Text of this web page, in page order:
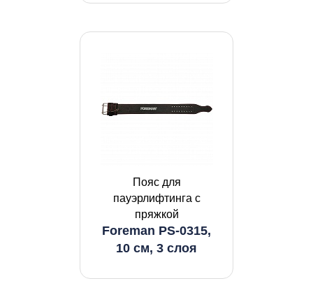
Пояс для
пауэрлифтинга с
пряжкой
Foreman PS-0315,
10 см, 3 слоя